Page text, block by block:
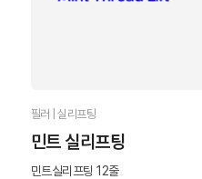
필러 | 실리프팅
민트 실리프팅
민트실리프팅 12줄